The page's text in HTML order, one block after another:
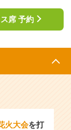
席 予約
火大会を打